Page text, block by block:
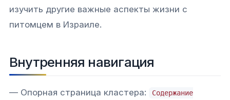
изучить другие важные аспекты жизни с
питомцем в Израиле.
Внутренняя навигация
— Опорная страница кластера:
Содержание